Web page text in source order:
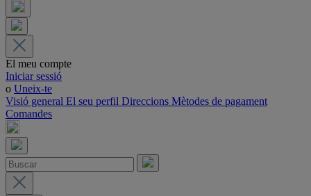
El meu compte
Iniciar sessió
o Uneix-te
Visió general El seu perfil Direccions Mètodes de pagament
Comandes